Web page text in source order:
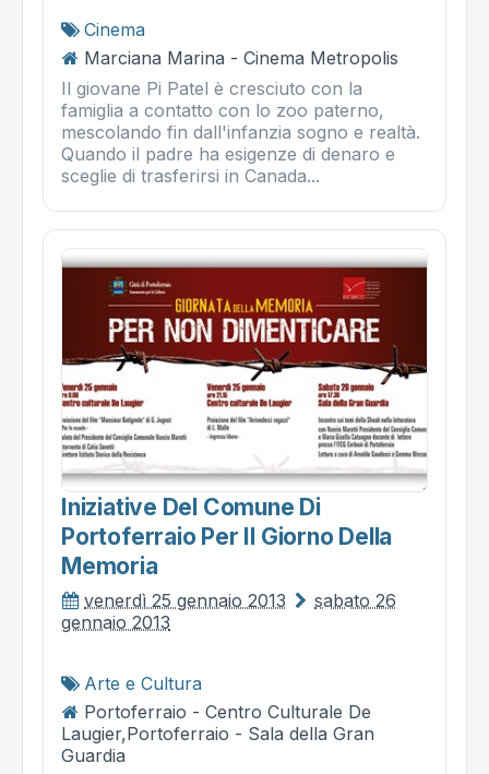
Cinema
Marciana Marina - Cinema Metropolis
Il giovane Pi Patel è cresciuto con la
famiglia a contatto con lo zoo paterno,
mescolando fin dall'infanzia sogno e realtà.
Quando il padre ha esigenze di denaro e
sceglie di trasferirsi in Canada...
Iniziative Del Comune Di
Portoferraio Per Il Giorno Della
Memoria
venerdì 25 gennaio 2013
sabato 26
gennaio 2013
Arte e Cultura
Portoferraio - Centro Culturale De
Laugier,Portoferraio - Sala della Gran
Guardia